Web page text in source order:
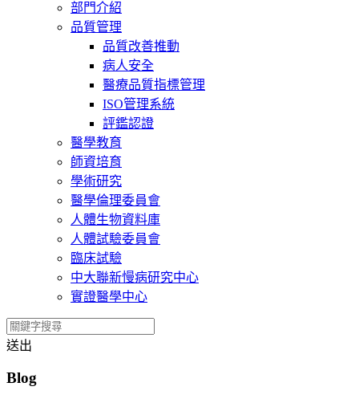
部門介紹
品質管理
品質改善推動
病人安全
醫療品質指標管理
ISO管理系統
評鑑認證
醫學教育
師資培育
學術研究
醫學倫理委員會
人體生物資料庫
人體試驗委員會
臨床試驗
中大聯新慢病研究中心
實證醫學中心
送出
Blog